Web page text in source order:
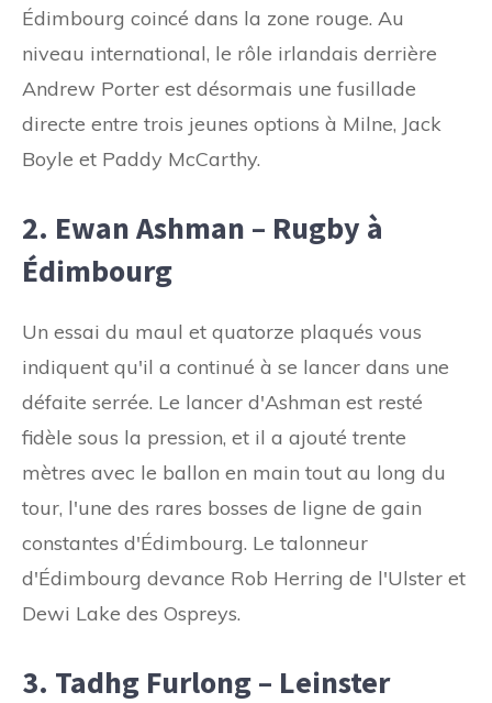
Édimbourg coincé dans la zone rouge. Au
niveau international, le rôle irlandais derrière
Andrew Porter est désormais une fusillade
directe entre trois jeunes options à Milne, Jack
Boyle et Paddy McCarthy.
2. Ewan Ashman – Rugby à
Édimbourg
Un essai du maul et quatorze plaqués vous
indiquent qu'il a continué à se lancer dans une
défaite serrée. Le lancer d'Ashman est resté
fidèle sous la pression, et il a ajouté trente
mètres avec le ballon en main tout au long du
tour, l'une des rares bosses de ligne de gain
constantes d'Édimbourg. Le talonneur
d'Édimbourg devance Rob Herring de l'Ulster et
Dewi Lake des Ospreys.
3. Tadhg Furlong – Leinster